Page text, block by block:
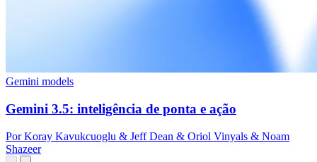
Gemini models
Gemini 3.5: inteligência de ponta e ação
Por Koray Kavukcuoglu & Jeff Dean & Oriol Vinyals & Noam
Shazeer